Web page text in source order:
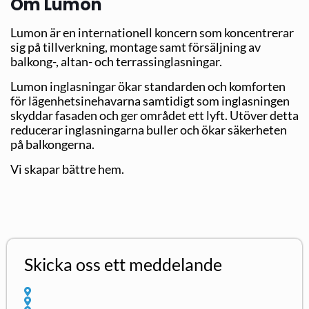
Lumon är en internationell koncern som koncentrerar
sig på tillverkning, montage samt försäljning av
balkong-, altan- och terrassinglasningar.
Lumon inglasningar ökar standarden och komforten
för lägenhetsinehavarna samtidigt som inglasningen
skyddar fasaden och ger området ett lyft. Utöver detta
reducerar inglasningarna buller och ökar säkerheten
på balkongerna.
Vi skapar bättre hem.
Skicka oss ett meddelande